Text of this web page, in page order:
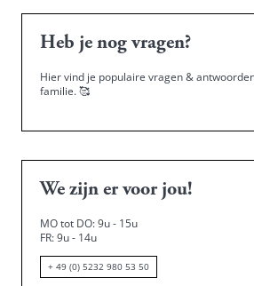
Heb je nog vragen?
Hier vind je populaire vragen &
familie.🥰
We zijn er voor jou!
MO tot DO: 9u - 15u
FR: 9u - 14u
+ 49 (0) 5232 980 53 50